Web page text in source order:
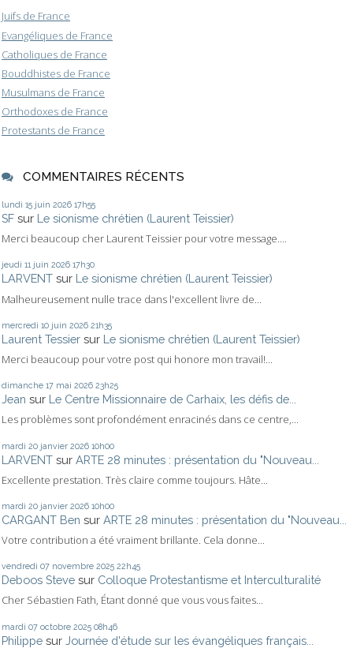
Juifs de France
Evangéliques de France
Catholiques de France
Bouddhistes de France
Musulmans de France
Orthodoxes de France
Protestants de France
COMMENTAIRES RÉCENTS
lundi 15 juin 2026 17h55
SF sur Le sionisme chrétien (Laurent Teissier)
Merci beaucoup cher Laurent Teissier pour votre message....
jeudi 11 juin 2026 17h30
LARVENT sur Le sionisme chrétien (Laurent Teissier)
Malheureusement nulle trace dans l'excellent livre de...
mercredi 10 juin 2026 21h35
Laurent Tessier sur Le sionisme chrétien (Laurent Teissier)
Merci beaucoup pour votre post qui honore mon travail!...
dimanche 17 mai 2026 23h25
Jean sur Le Centre Missionnaire de Carhaix, les défis de...
Les problèmes sont profondément enracinés dans ce centre,...
mardi 20 janvier 2026 10h00
LARVENT sur ARTE 28 minutes : présentation du "Nouveau...
Excellente prestation. Très claire comme toujours. Hâte...
mardi 20 janvier 2026 10h00
CARGANT Ben sur ARTE 28 minutes : présentation du "Nouveau...
Votre contribution a été vraiment brillante. Cela donne...
vendredi 07 novembre 2025 22h45
Deboos Steve sur Colloque Protestantisme et Interculturalité
Cher Sébastien Fath, Étant donné que vous vous faites...
mardi 07 octobre 2025 08h46
Philippe sur Journée d'étude sur les évangéliques français...